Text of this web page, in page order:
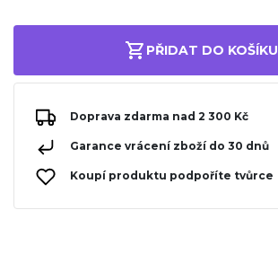
PŘIDAT DO KOŠÍKU
Doprava zdarma nad 2 300 Kč
Garance vrácení zboží do 30 dnů
Koupí produktu podpoříte tvůrce